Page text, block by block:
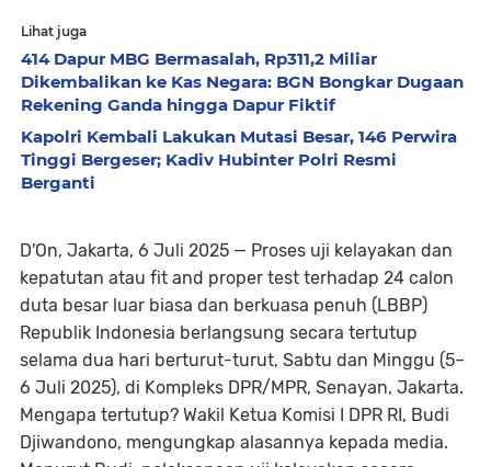
Lihat juga
414 Dapur MBG Bermasalah, Rp311,2 Miliar
Dikembalikan ke Kas Negara: BGN Bongkar Dugaan
Rekening Ganda hingga Dapur Fiktif
Kapolri Kembali Lakukan Mutasi Besar, 146 Perwira
Tinggi Bergeser; Kadiv Hubinter Polri Resmi
Berganti
D'On, Jakarta, 6 Juli 2025 — Proses uji kelayakan dan
kepatutan atau fit and proper test terhadap 24 calon
duta besar luar biasa dan berkuasa penuh (LBBP)
Republik Indonesia berlangsung secara tertutup
selama dua hari berturut-turut, Sabtu dan Minggu (5–
6 Juli 2025), di Kompleks DPR/MPR, Senayan, Jakarta.
Mengapa tertutup? Wakil Ketua Komisi I DPR RI, Budi
Djiwandono, mengungkap alasannya kepada media.